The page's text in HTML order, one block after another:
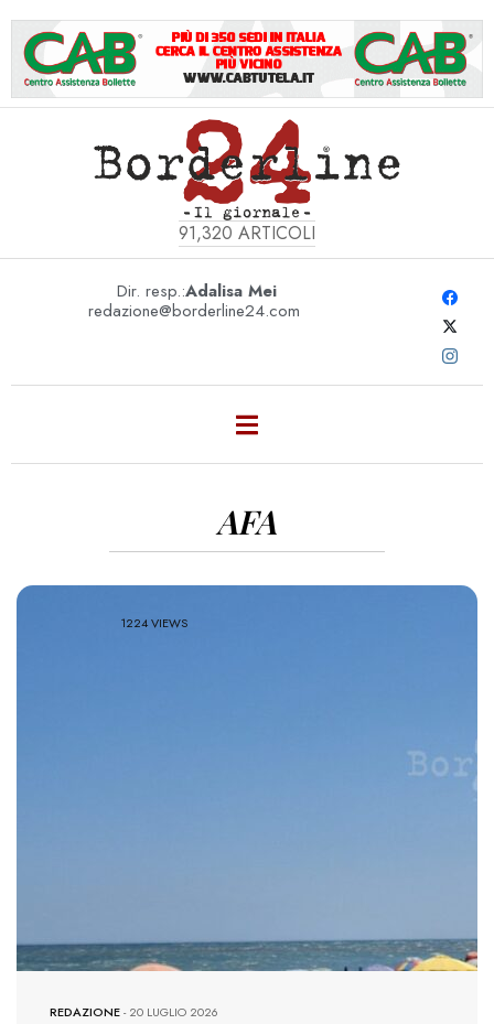
91,320 ARTICOLI
Dir. resp.:Adalisa Mei
redazione@borderline24.com
AFA
1224 VIEWS
REDAZIONE-20 LUGLIO 2026